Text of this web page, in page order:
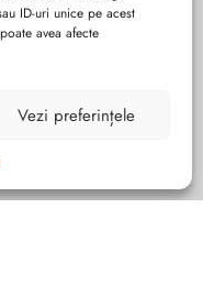
ID-uri unice pe acest
avea afecte
Vezi preferințele